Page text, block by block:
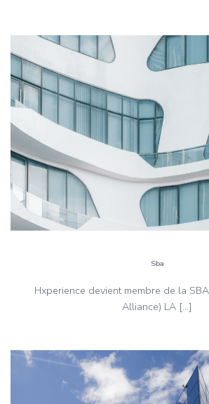
Sba
Hxperience devient membre de la
Alliance) LA […]